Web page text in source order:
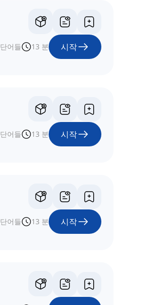
단어들 13 분 시작
단어들 13 분 시작
단어들 13 분 시작